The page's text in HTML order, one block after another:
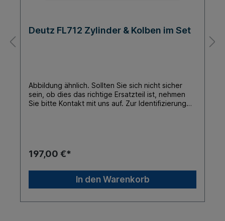
Deutz FL712 Zylinder & Kolben im Set
Abbildung ähnlich. Sollten Sie sich nicht sicher
sein, ob dies das richtige Ersatzteil ist, nehmen
Sie bitte Kontakt mit uns auf. Zur Identifizierung
ausgeschlossen.Für Folgeschäden nach
197,00 €*
In den Warenkorb